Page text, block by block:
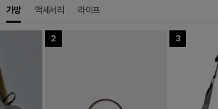
가방 액세서리 라이프
2 3